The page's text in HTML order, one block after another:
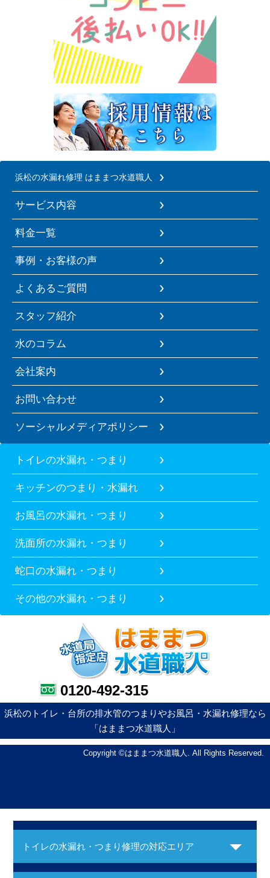
浜松の水漏れ修理 はままつ水道職人
サービス内容
料金一覧
事例・お客様の声
よくあるご質問
スタッフ紹介
水のコラム
会社案内
お問い合わせ
ソーシャルメディアポリシー
トイレの水漏れ・つまり
キッチンのつまり・水漏れ
お風呂の水漏れ・つまり
洗面所の水漏れ・つまり
蛇口の水漏れ・つまり
その他の水漏れ・つまり
0120-492-315
浜松のトイレ・台所の排水管のつまりやお風呂・水漏れ修理なら
「はままつ水道職人」
Copyright ©はままつ水道職人. All Rights Reserved.
トイレの水漏れ・つまり修理の対応エリア